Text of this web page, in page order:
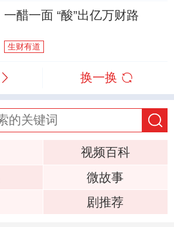
一醋一面 “酸”出亿万财路
生财有道
换一换
视频百科
微故事
剧推荐